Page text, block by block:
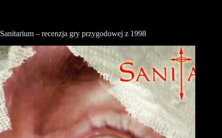
Sanitarium – recenzja gry przygodowej z 1998